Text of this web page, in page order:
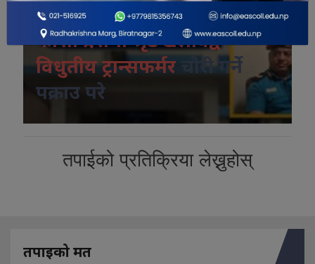
विशेष भिडियो
कोशी प्रदेशमा श्रृंङखलावद्व
विधुतीय ट्रान्सफर्मर
चोरी गर्ने
पक्राउ परे
तपाईको प्रतिक्रिया लेख्नुहोस्
तपाइको मत